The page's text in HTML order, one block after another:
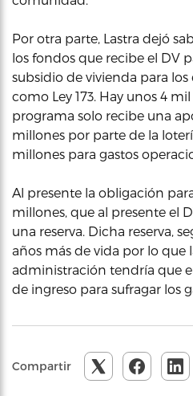
Por otra parte, Lastra dejó
los fondos que recibe el DV
subsidio de vivienda para
como Ley 173. Hay unos 4
programa solo recibe una
millones por parte de la
millones para gastos
Al presente la obligación
millones, que al presente el
una reserva. Dicha reserva,
años más de vida por lo que
administración tendría que
de ingreso para sufragar los
Compartir